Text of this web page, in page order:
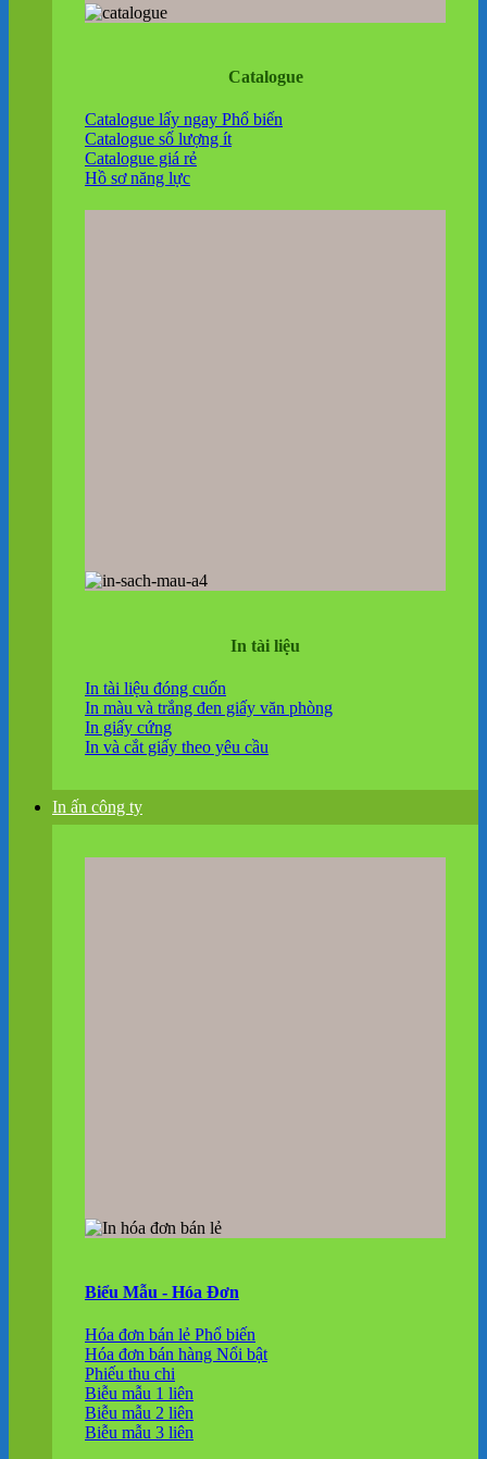
Catalogue
Catalogue lấy ngay
Catalogue số lượng ít
Catalogue giá rẻ
Hồ sơ năng lực
In tài liệu
In tài liệu đóng cuốn
In màu và trắng đen giấy văn phòng
In giấy cứng
In và cắt giấy theo yêu cầu
In ấn công ty
Biểu Mẫu - Hóa Đơn
Hóa đơn bán lẻ
Hóa đơn bán hàng
Phiếu thu chi
Biễu mẫu 1 liên
Biễu mẫu 2 liên
Biễu mẫu 3 liên